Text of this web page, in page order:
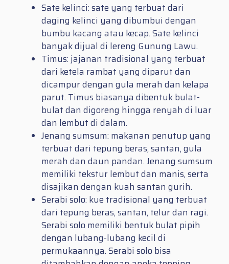
Sate kelinci: sate yang terbuat dari
daging kelinci yang dibumbui dengan
bumbu kacang atau kecap. Sate kelinci
banyak dijual di lereng Gunung Lawu.
Timus: jajanan tradisional yang terbuat
dari ketela rambat yang diparut dan
dicampur dengan gula merah dan kelapa
parut. Timus biasanya dibentuk bulat-
bulat dan digoreng hingga renyah di luar
dan lembut di dalam.
Jenang sumsum: makanan penutup yang
terbuat dari tepung beras, santan, gula
merah dan daun pandan. Jenang sumsum
memiliki tekstur lembut dan manis, serta
disajikan dengan kuah santan gurih.
Serabi solo: kue tradisional yang terbuat
dari tepung beras, santan, telur dan ragi.
Serabi solo memiliki bentuk bulat pipih
dengan lubang-lubang kecil di
permukaannya. Serabi solo bisa